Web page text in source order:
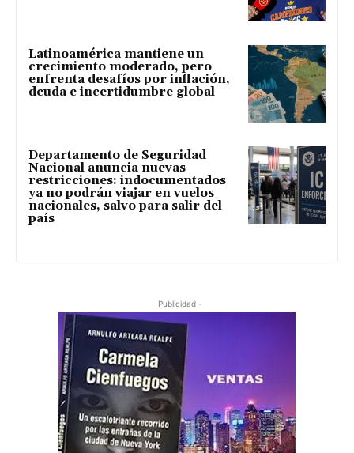
Latinoamérica mantiene un
crecimiento moderado, pero
enfrenta desafíos por inflación,
deuda e incertidumbre global
Departamento de Seguridad
Nacional anuncia nuevas
restricciones: indocumentados
ya no podrán viajar en vuelos
nacionales, salvo para salir del
país
- Publicidad -